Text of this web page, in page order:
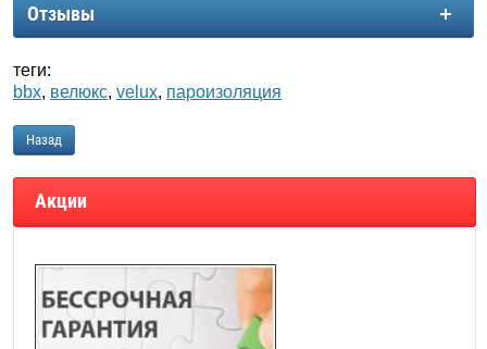
Отзывы
теги:
bbx, велюкс, velux, пароизоляция
Назад
Акции